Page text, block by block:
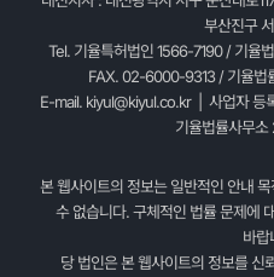
부산진구
Tel. 기율특허법인 1566-7190 / 기율
FAX. 02-6000-9313 / 기율
E-mail. kiyul@kiyul.co.kr| 사업자 등
기율법률사무
본 웹사이트의 정보는 일반적인 안내
수 없습니다. 구체적인 법률 문제에
바랍
당 법인은 본 웹사이트의 정보를 신